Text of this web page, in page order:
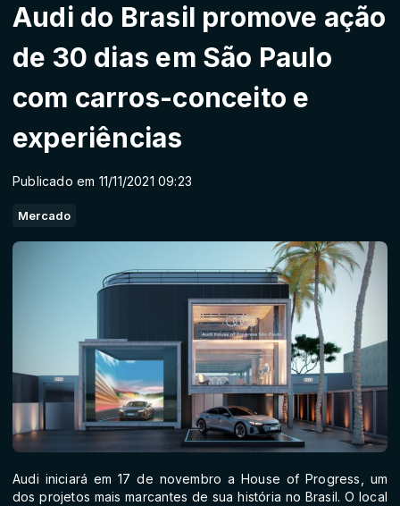
Audi do Brasil promove ação
de 30 dias em São Paulo
com carros-conceito e
experiências
Publicado em 11/11/2021 09:23
Mercado
Audi iniciará em 17 de novembro a House of Progress, um
dos projetos mais marcantes de sua história no Brasil. O local